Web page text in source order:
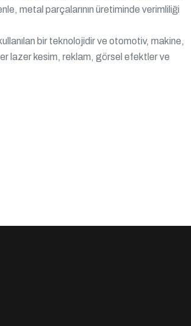
metal parçalarının üretiminde verimliliği
bir teknolojidir ve otomotiv, makine,
lazer kesim, reklam, görsel efektler ve